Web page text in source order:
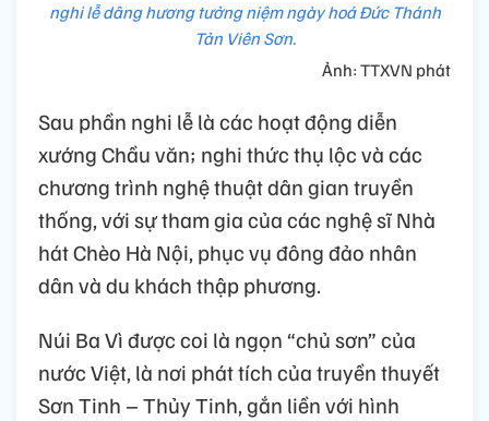
nghi lễ dâng hương tưởng niệm ngày hoá Đức Thánh
Tản Viên Sơn.
Ảnh: TTXVN phát
Sau phần nghi lễ là các hoạt động diễn
xướng Chầu văn; nghi thức thụ lộc và các
chương trình nghệ thuật dân gian truyền
thống, với sự tham gia của các nghệ sĩ Nhà
hát Chèo Hà Nội, phục vụ đông đảo nhân
dân và du khách thập phương.
Núi Ba Vì được coi là ngọn “chủ sơn” của
nước Việt, là nơi phát tích của truyền thuyết
Sơn Tinh – Thủy Tinh, gắn liền với hình